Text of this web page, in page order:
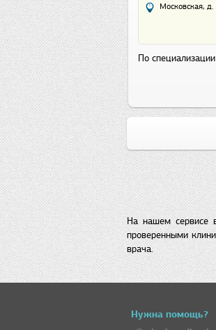
Московская, д.
По специализации
На нашем сервисе
проверенными
врача.
Нужна помощь?